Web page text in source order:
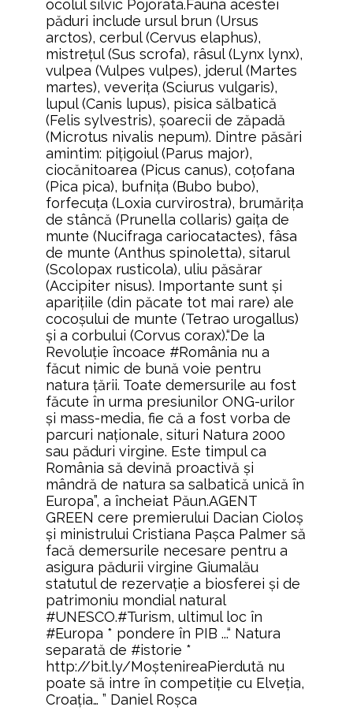
ocolul silvic Pojorâta.Fauna acestei
păduri include ursul brun (Ursus
arctos), cerbul (Cervus elaphus),
mistreţul (Sus scrofa), râsul (Lynx lynx),
vulpea (Vulpes vulpes), jderul (Martes
martes), veveriţa (Sciurus vulgaris),
lupul (Canis lupus), pisica sălbatică
(Felis sylvestris), şoarecii de zăpadă
(Microtus nivalis nepum). Dintre păsări
amintim: piţigoiul (Parus major),
ciocănitoarea (Picus canus), coţofana
(Pica pica), bufniţa (Bubo bubo),
forfecuţa (Loxia curvirostra), brumăriţa
de stâncă (Prunella collaris) gaiţa de
munte (Nucifraga cariocatactes), fâsa
de munte (Anthus spinoletta), sitarul
(Scolopax rusticola), uliu păsărar
(Accipiter nisus). Importante sunt şi
apariţiile (din păcate tot mai rare) ale
cocoşului de munte (Tetrao urogallus)
şi a corbului (Corvus corax).“De la
Revoluţie încoace #România nu a
făcut nimic de bună voie pentru
natura ţării. Toate demersurile au fost
făcute în urma presiunilor ONG-urilor
şi mass-media, fie că a fost vorba de
parcuri naţionale, situri Natura 2000
sau păduri virgine. Este timpul ca
România să devină proactivă şi
mândră de natura sa salbatică unică în
Europa”, a încheiat Păun.AGENT
GREEN cere premierului Dacian Cioloş
şi ministrului Cristiana Paşca Palmer să
facă demersurile necesare pentru a
asigura pădurii virgine Giumalău
statutul de rezervaţie a biosferei şi de
patrimoniu mondial natural
#UNESCO.#Turism, ultimul loc în
#Europa * pondere în PIB ...“ Natura
separată de #istorie *
http://bit.ly/MoştenireaPierdută nu
poate să intre în competiţie cu Elveţia,
Croaţia… ” Daniel Roșca